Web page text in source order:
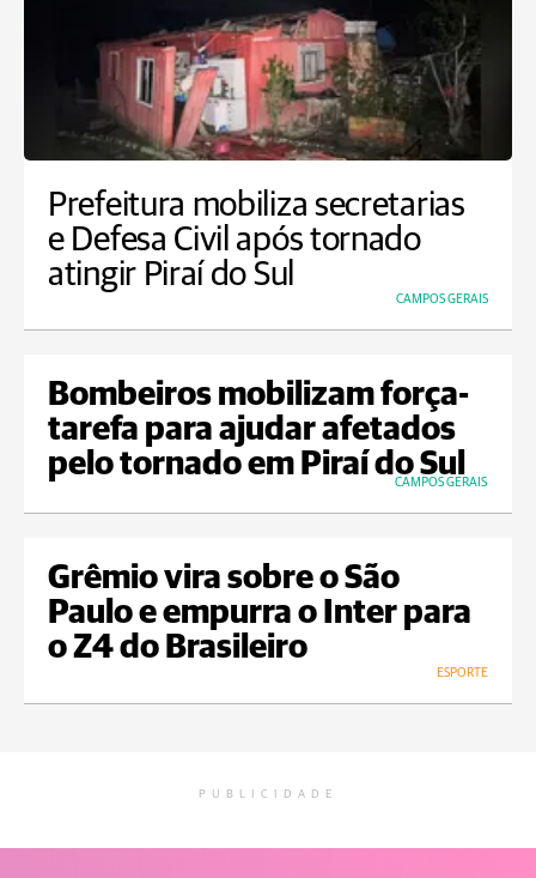
Prefeitura mobiliza secretarias
e Defesa Civil após tornado
atingir Piraí do Sul
CAMPOS GERAIS
Bombeiros mobilizam força-
tarefa para ajudar afetados
pelo tornado em Piraí do Sul
CAMPOS GERAIS
Grêmio vira sobre o São
Paulo e empurra o Inter para
o Z4 do Brasileiro
ESPORTE
PUBLICIDADE